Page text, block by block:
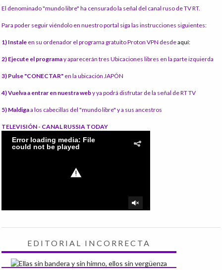
El denominado "mundo libre" ha censurado la señal del canal ruso de TV RT.
Para poder seguir viéndolo en nuestro portal siga las instrucciones siguientes:
1) Instale en su ordenador el programa gratuito Proton VPN desdeaquí:
2) Ejecute el programay aparecerán tres Ubicaciones libres en la parte izquierda
3) Pulse "CONECTAR" en la ubicación JAPÓN
4) Vuelva a entrar en nuestra weby ya podrá disfrutar de la señal de RT TV
5) Maldigaa los cabecillas del "mundo libre" y a sus ancestros
TELEVISIÓN - CANAL RUSSIA TODAY
EDITORIAL INCORRECTA